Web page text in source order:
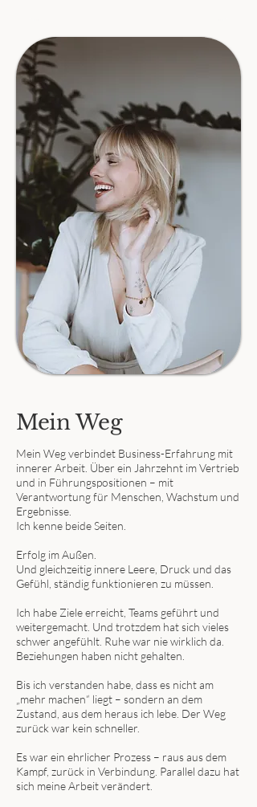
Mein Weg
Mein Weg verbindet Business-Erfahrung mit
innerer Arbeit. Über ein Jahrzehnt im Vertrieb
und in Führungspositionen – mit
Verantwortung für Menschen, Wachstum und
Ergebnisse.
Ich kenne beide Seiten.
Erfolg im Außen.
Und gleichzeitig innere Leere, Druck und das
Gefühl, ständig funktionieren zu müssen.
Ich habe Ziele erreicht, Teams geführt und
weitergemacht. Und trotzdem hat sich vieles
schwer angefühlt. Ruhe war nie wirklich da.
Beziehungen haben nicht gehalten.
Bis ich verstanden habe, dass es nicht am
„mehr machen“ liegt – sondern an dem
Zustand, aus dem heraus ich lebe. Der Weg
zurück war kein schneller.
Es war ein ehrlicher Prozess – raus aus dem
Kampf, zurück in Verbindung. Parallel dazu hat
sich meine Arbeit verändert.